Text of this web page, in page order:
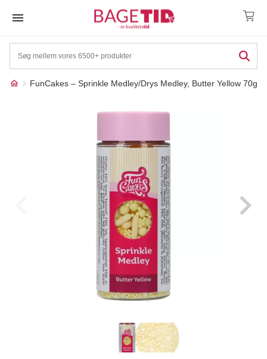
FunCakes – Sprinkle Medley/Drys Medley, Butter Yellow 70g
Måske kunne nogle af
Callebaut Chokolade Callets ekstra mørk 70-30-38 - 2,5 kg
Læg i kurv